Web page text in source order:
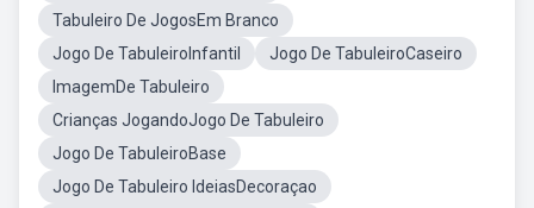
Tabuleiro De JogosEm Branco
Jogo De TabuleiroInfantil
Jogo De TabuleiroCaseiro
ImagemDe Tabuleiro
Crianças JogandoJogo De Tabuleiro
Jogo De TabuleiroBase
Jogo De Tabuleiro IdeiasDecoraçao